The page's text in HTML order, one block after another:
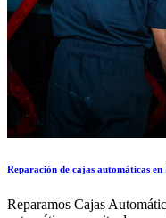
Reparación de cajas automáticas en
Reparamos Cajas